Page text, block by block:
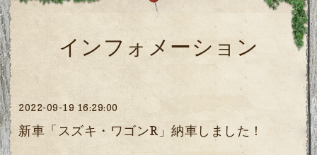
インフォメーション
2022-09-19 16:29:00
新車「スズキ・ワゴンR」納車しました！